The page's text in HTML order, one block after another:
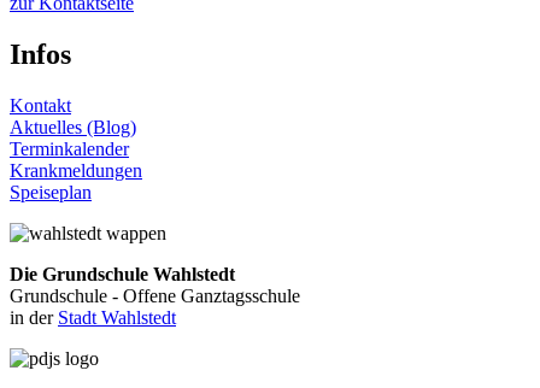
Infos
Kontakt
Aktuelles (Blog)
Terminkalender
Krankmeldungen
Speiseplan
Die Grundschule Wahlstedt
Grundschule - Offene Ganztagsschule
in der Stadt Wahlstedt